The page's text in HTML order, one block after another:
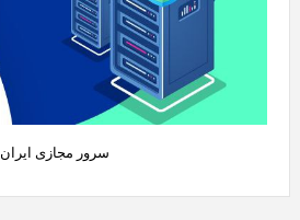
سرور مجازی ایران